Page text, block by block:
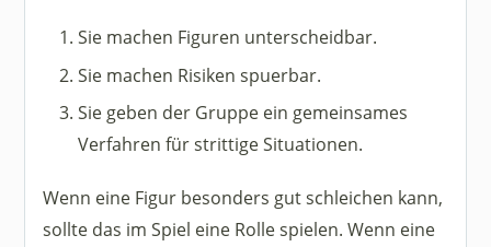
Sie machen Figuren unterscheidbar.
Sie machen Risiken spuerbar.
Sie geben der Gruppe ein gemeinsames
Verfahren für strittige Situationen.
Wenn eine Figur besonders gut schleichen kann,
sollte das im Spiel eine Rolle spielen. Wenn eine